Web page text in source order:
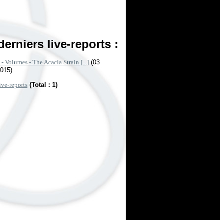
live-reports :
Volumes - The Acacia Strain [...](03
reports (Total : 1)